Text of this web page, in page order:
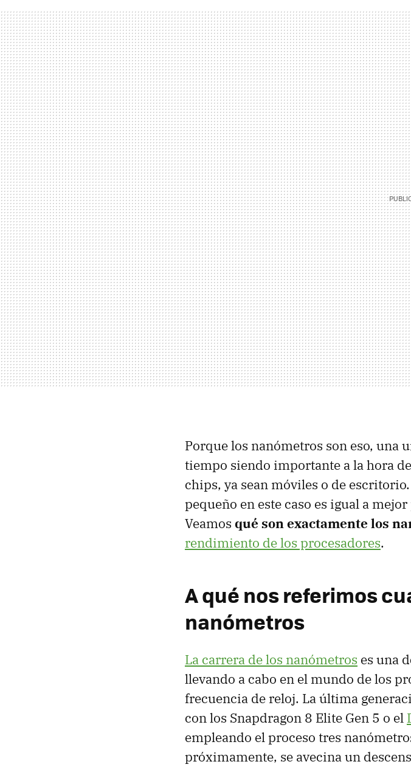
Porque los nanómetros son eso, una
tiempo siendo importante a la hora
chips, ya sean móviles o de
pequeño en este caso es igual a
Veamos qué son exactamente los
rendimiento de los procesadores.
A qué nos referimos
nanómetros
La carrera de los nanómetros es una
llevando a cabo en el mundo de los
frecuencia de reloj. La última
con los Snapdragon 8 Elite Gen 5 o el
empleando el proceso tres
próximamente, se avecina un